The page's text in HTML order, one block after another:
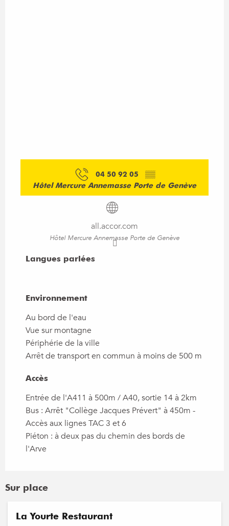
04 50 92 05 ▒▒
Hôtel Mercure Annemasse Porte de Genève
all.accor.com
Hôtel Mercure Annemasse Porte de Genève
Langues parlées
Langues parlées
Environnement
Environnement
Au bord de l'eau
Vue sur montagne
Périphérie de la ville
Arrêt de transport en commun à moins de 500 m
Accès
Accès
Entrée de l'A411 à 500m / A40, sortie 14 à 2km
Bus : Arrêt "Collège Jacques Prévert" à 450m -
Accès aux lignes TAC 3 et 6
Piéton : à deux pas du chemin des bords de
l'Arve
Sur place
La Yourte Restaurant